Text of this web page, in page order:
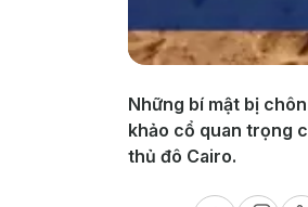
Những bí mật bị
khảo cổ quan trọng
thủ đô Cairo.